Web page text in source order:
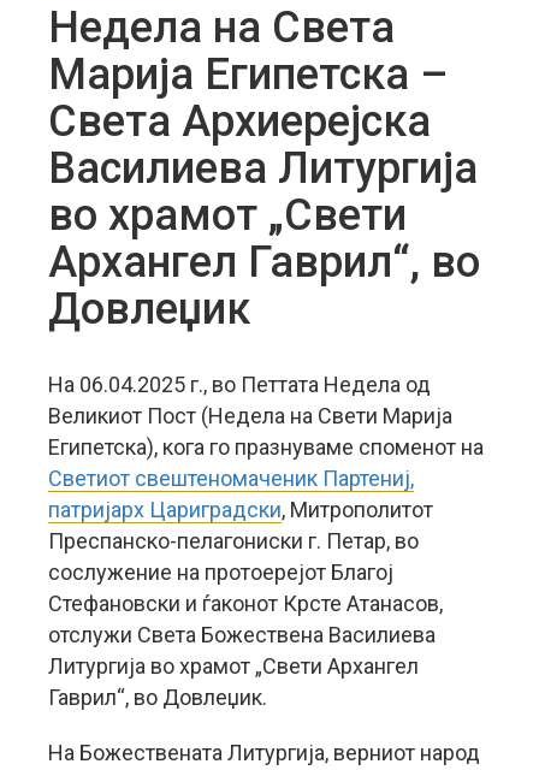
Недела на Света
Марија Египетска –
Света Архиерејска
Василиева Литургија
во храмот „Свети
Архангел Гаврил“, во
Довлеџик
На 06.04.2025 г., во Петтата Недела од
Великиот Пост (Недела на Свети Марија
Египетска), кога го празнуваме споменот на
Светиот свештеномаченик Партениј,
патријарх Цариградски, Митрополитот
Преспанско-пелагониски г. Петар, во
сослужение на протоерејот Благој
Стефановски и ѓаконот Крсте Атанасов,
отслужи Света Божествена Василиева
Литургија во храмот „Свети Архангел
Гаврил“, во Довлеџик.
На Божествената Литургија, верниот народ